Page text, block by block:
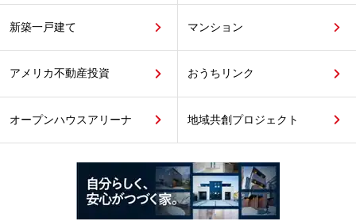
新築一戸建て マンション
アメリカ不動産投資 おうちリンク
オープンハウスアリーナ 地域共創プロジェクト